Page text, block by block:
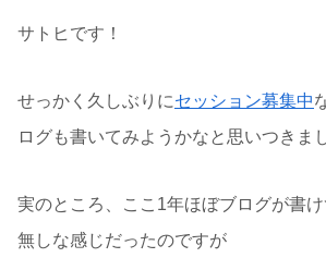
サトヒです！
せっかく久しぶりにセッション募集中
ログも書いてみようかなと思いつきま
実のところ、ここ1年ほぼブログが書
無しな感じだったのですが